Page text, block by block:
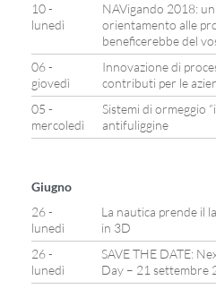
10 -
lunedì
NAVigando 2018:
orientamento alle
beneficerebbe del
06 -
giovedì
Innovazione di
contributi per le
05 -
mercoledì
Sistemi di ormeggio
antifuliggine
Giugno
26 -
lunedì
La nautica prende il
in 3D
26 -
lunedì
SAVE THE DATE:
Day – 21 settembre